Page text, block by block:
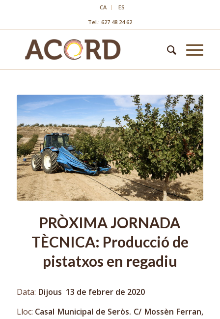
CA
ES
Tel.: 627 48 24 62
PRÒXIMA JORNADA
TÈCNICA: Producció de
pistatxos en regadiu
Data: Dijous 13 de febrer de 2020
Lloc: Casal Municipal de Seròs. C/ Mossèn Ferran,